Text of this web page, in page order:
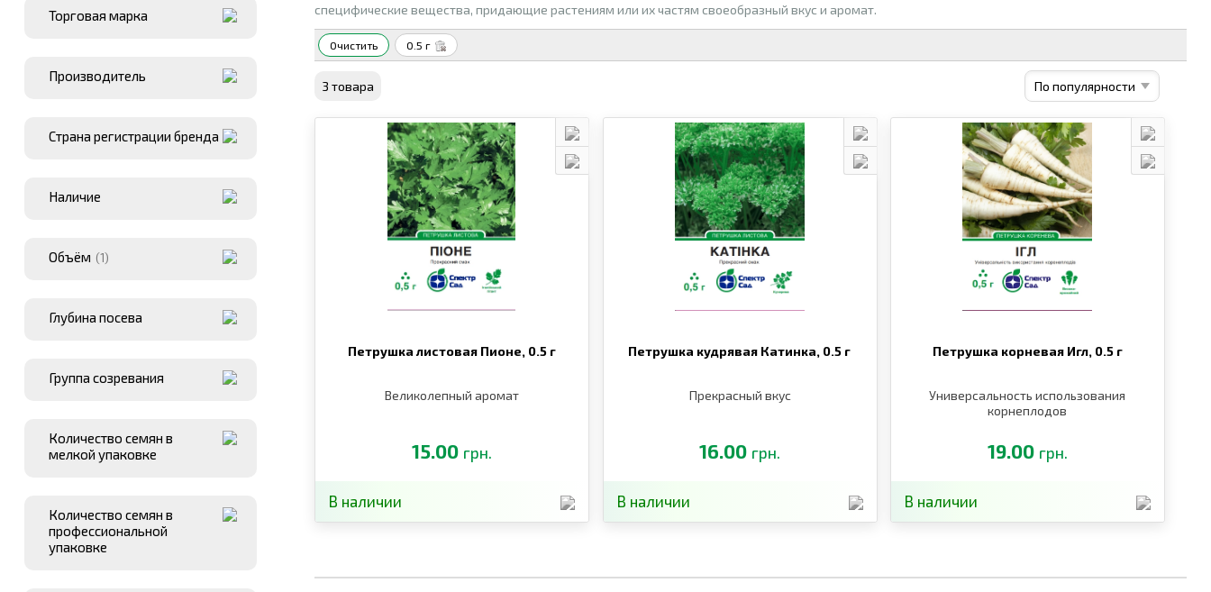
Торговая марка
Производитель
Страна регистрации бренда
Наличие
Объём (1)
Глубина посева
Группа созревания
Количество семян в
мелкой упаковке
Количество семян в
профессиональной
упаковке
специфические вещества, придающие растениям или их частям своеобразный вкус и аромат.
Очистить 0.5 г
3 товара
Петрушка листовая Пионе, 0.5 г
Великолепный аромат
15.00 грн.
В наличии
Петрушка кудрявая Катинка, 0.5 г
Прекрасный вкус
16.00 грн.
В наличии
Петрушка корневая Игл, 0.5 г
Универсальность использования
корнеплодов
19.00 грн.
В наличии